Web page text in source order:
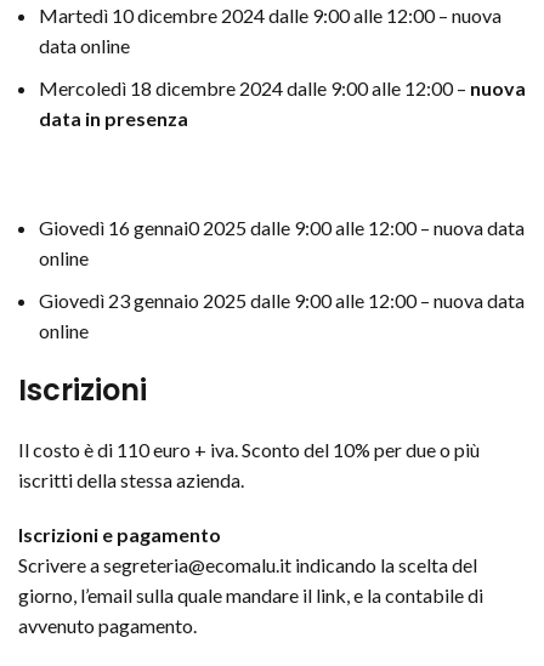
Martedì 10 dicembre 2024 dalle 9:00 alle 12:00 – nuova
data online
Mercoledì 18 dicembre 2024 dalle 9:00 alle 12:00 – nuova
data in presenza
Giovedì 16 gennai0 2025 dalle 9:00 alle 12:00 – nuova data
online
Giovedì 23 gennaio 2025 dalle 9:00 alle 12:00 – nuova data
online
Iscrizioni
Il costo è di 110 euro + iva. Sconto del 10% per due o più
iscritti della stessa azienda.
Iscrizioni e pagamento
Scrivere a segreteria@ecomalu.it indicando la scelta del
giorno, l’email sulla quale mandare il link, e la contabile di
avvenuto pagamento.